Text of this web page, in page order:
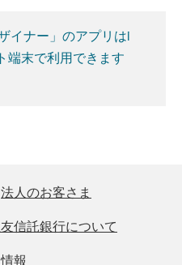
イナー」のアプリはi
端末で利用できます
法人のお客さま
信託銀行について
報